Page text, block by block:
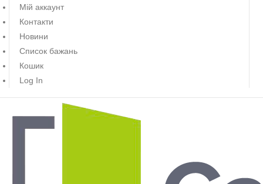
Мій аккаунт
Контакти
Новини
Список бажань
Кошик
Log In